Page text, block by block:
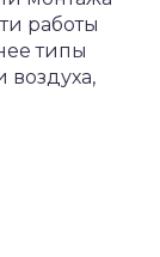
работы
типы
воздуха,